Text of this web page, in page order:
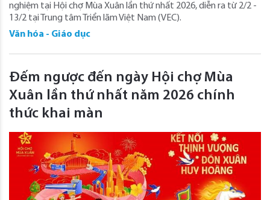
nghiệm tại Hội chợ Mùa Xuân lần thứ nhất 2026, diễn ra từ 2/2 -
13/2 tại Trung tâm Triển lãm Việt Nam (VEC).
Văn hóa - Giáo dục
Đếm ngược đến ngày Hội chợ Mùa
Xuân lần thứ nhất năm 2026 chính
thức khai màn